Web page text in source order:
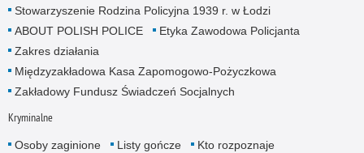
Stowarzyszenie Rodzina Policyjna 1939 r. w Łodzi
ABOUT POLISH POLICE
Etyka Zawodowa Policjanta
Zakres działania
Międzyzakładowa Kasa Zapomogowo-Pożyczkowa
Zakładowy Fundusz Świadczeń Socjalnych
Kryminalne
Osoby zaginione Listy gończe
Kto rozpoznaje